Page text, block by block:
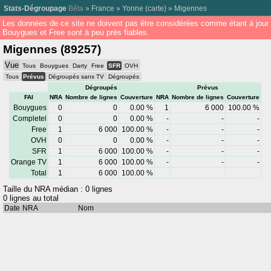
Stats-Dégroupage Bêta » France » Yonne (carte) » Migennes
Les données de ce site ne doivent pas être considérées comme étant à
Bouygues et Free sont à peu près fiables.
Migennes (89257)
Vue Tous Bouygues Darty Free SFR
OVH
Tous
Prévus Dégroupés sans TV
Dégroupés
Dégroupés
Prévus
FAI
NRA Nombre de lignes Couverture NRA Nombre de lignes Couverture
Bouygues 0 0 0.00 % 1 6 000
100.00 %
Completel
0 0 0.00 % - -
-
Free
1 6 000 100.00 % - -
-
OVH
0 0 0.00 % - -
-
SFR
1 6 000 100.00 % - -
-
Orange TV
1 6 000 100.00 % - -
-
Total
1 6 000 100.00 %
Taille du NRA médian : 0 lignes
0 lignes au total
Date NRA Nom